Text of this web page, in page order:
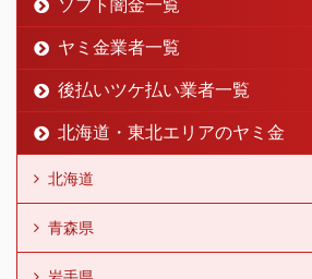
ソフト闇金一覧
ヤミ金業者一覧
後払いツケ払い業者一覧
北海道・東北エリアのヤミ金
北海道
青森県